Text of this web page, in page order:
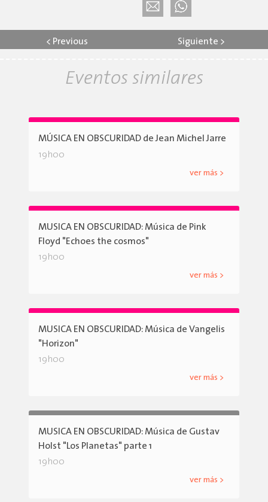
< Previous Siguiente >
Eventos similares
MÚSICA EN OBSCURIDAD de Jean Michel Jarre
19h00
ver más >
MUSICA EN OBSCURIDAD: Música de Pink
Floyd "Echoes the cosmos"
19h00
ver más >
MUSICA EN OBSCURIDAD: Música de Vangelis
"Horizon"
19h00
ver más >
MUSICA EN OBSCURIDAD: Música de Gustav
Holst "Los Planetas" parte 1
19h00
ver más >